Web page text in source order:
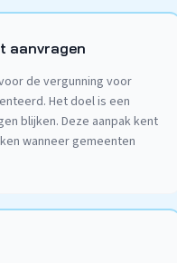
aanvragen
de vergunning voor
Het doel is een
blijken. Deze aanpak kent
wanneer gemeenten